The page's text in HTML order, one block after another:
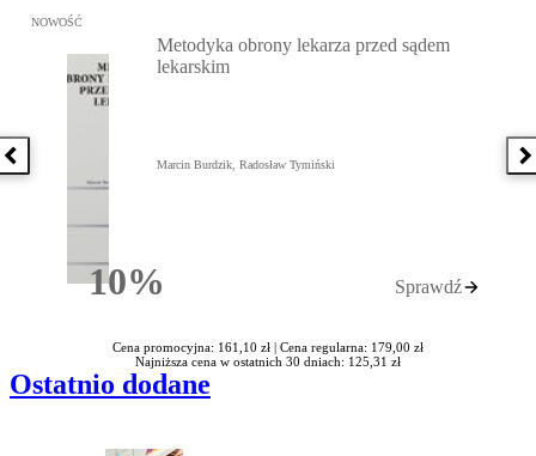
Poprzednia książka
Przejdź do: Metodyka obrony lekarza przed sądem lekarskim,
NOWOŚĆ
10%Rabatu
Metodyka obrony lekarza przed sądem
lekarskim
Marcin Burdzik, Radosław Tymiński
Sprawdź
Cena promocyjna: 161,10 zł | Cena regularna: 179,00 zł
Najniższa cena w ostatnich 30 dniach: 125,31 zł
Ostatnio dodane